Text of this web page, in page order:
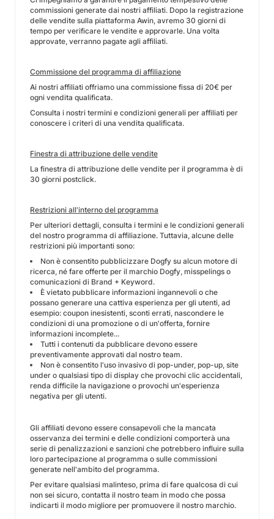
commissioni generate dai nostri affiliati. Dopo la registrazione
delle vendite sulla piattaforma Awin, avremo 30 giorni di
tempo per verificare le vendite e approvarle. Una volta
approvate, verranno pagate agli affiliati.
Commissione del programma di affiliazione
Ai nostri affiliati offriamo una commissione fissa di 20€ per
ogni vendita qualificata.
Consulta i nostri termini e condizioni generali per affiliati per
conoscere i criteri di una vendita qualificata.
Finestra di attribuzione delle vendite
La finestra di attribuzione delle vendite per il programma è di
30 giorni postclick.
Restrizioni all'interno del programma
Per ulteriori dettagli, consulta i termini e le condizioni generali
del nostro programma di affiliazione. Tuttavia, alcune delle
restrizioni più importanti sono:
Non è consentito pubblicizzare Dogfy su alcun motore di
ricerca, né fare offerte per il marchio Dogfy, misspelings o
comunicazioni di Brand + Keyword.
È vietato pubblicare informazioni ingannevoli o che
possano generare una cattiva esperienza per gli utenti, ad
esempio: coupon inesistenti, sconti errati, nascondere le
condizioni di una promozione o di un'offerta, fornire
informazioni incomplete...
Tutti i contenuti da pubblicare devono essere
preventivamente approvati dal nostro team.
Non è consentito l'uso invasivo di pop-under, pop-up, site
under o qualsiasi tipo di display che provochi clic accidentali,
renda difficile la navigazione o provochi un'esperienza
negativa per gli utenti.
Gli affiliati devono essere consapevoli che la mancata
osservanza dei termini e delle condizioni comporterà una
serie di penalizzazioni e sanzioni che potrebbero influire sulla
loro partecipazione al programma o sulle commissioni
generate nell'ambito del programma.
Per evitare qualsiasi malinteso, prima di fare qualcosa di cui
non sei sicuro, contatta il nostro team in modo che possa
indicarti il modo migliore per promuovere il nostro marchio.